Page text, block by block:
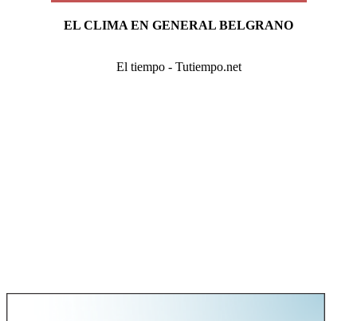
EL CLIMA EN GENERAL BELGRANO
El tiempo - Tutiempo.net